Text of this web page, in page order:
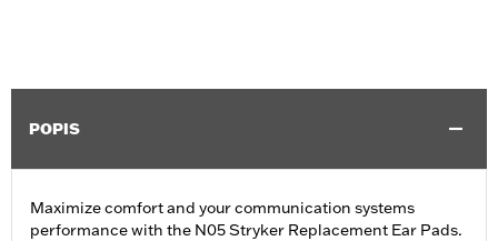
POPIS
Maximize comfort and your communication systems
performance with the N05 Stryker Replacement Ear Pads.